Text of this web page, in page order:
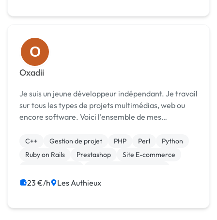
O
Oxadii
Je suis un jeune développeur indépendant. Je travail
sur tous les types de projets multimédias, web ou
encore software. Voici l'ensemble de mes
Forum * Site professio...
C++ Gestion de projet PHP Perl
Python
Ruby on Rails
Prestashop
Site E-commerce
23 €/h Les Authieux